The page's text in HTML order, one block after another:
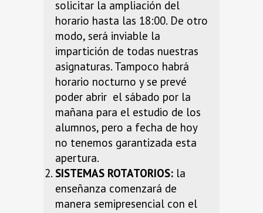
solicitar la ampliación del
horario hasta las 18:00. De otro
modo, será inviable la
impartición de todas nuestras
asignaturas. Tampoco habrá
horario nocturno y se prevé
poder abrir el sábado por la
mañana para el estudio de los
alumnos, pero a fecha de hoy
no tenemos garantizada esta
apertura.
SISTEMAS ROTATORIOS: la
enseñanza comenzará de
manera semipresencial con el